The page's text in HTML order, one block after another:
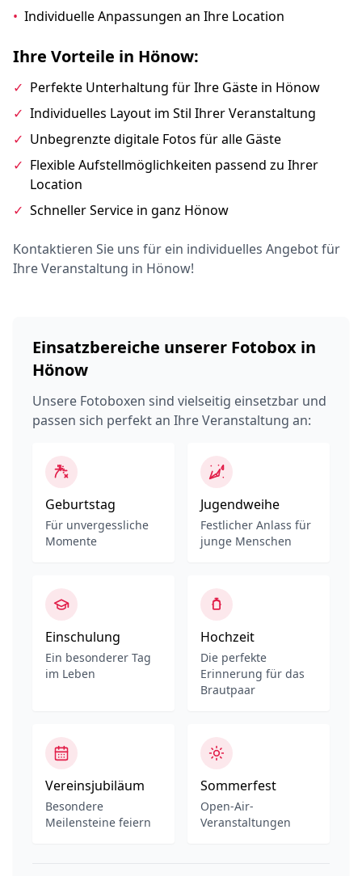
• Individuelle Anpassungen an Ihre Location
Ihre Vorteile in Hönow:
✓ Perfekte Unterhaltung für Ihre Gäste in Hönow
✓ Individuelles Layout im Stil Ihrer Veranstaltung
✓ Unbegrenzte digitale Fotos für alle Gäste
✓ Flexible Aufstellmöglichkeiten passend zu Ihrer
Location
✓ Schneller Service in ganz Hönow
Kontaktieren Sie uns für ein individuelles Angebot für
Ihre Veranstaltung in Hönow!
Einsatzbereiche unserer Fotobox in
Hönow
Unsere Fotoboxen sind vielseitig einsetzbar und
passen sich perfekt an Ihre Veranstaltung an:
Geburtstag
Für unvergessliche
Momente
Jugendweihe
Festlicher Anlass für
junge Menschen
Einschulung
Ein besonderer Tag
im Leben
Hochzeit
Die perfekte
Erinnerung für das
Brautpaar
Vereinsjubiläum
Besondere
Meilensteine feiern
Sommerfest
Open-Air-
Veranstaltungen